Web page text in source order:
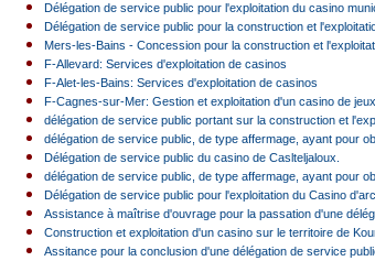
Délégation de service public pour l'exploitation du casino
Délégation de service public pour la construction et
Mers-les-Bains - Concession pour la construction et
F-Allevard: Services d'exploitation de casinos
F-Alet-les-Bains: Services d'exploitation de casinos
F-Cagnes-sur-Mer: Gestion et exploitation d'un casino de
délégation de service public portant sur la construction et
délégation de service public, de type affermage, ayant pour
Délégation de service public du casino de Caslteljaloux.
délégation de service public, de type affermage, ayant pour
Délégation de service public pour l'exploitation du Casino
Assistance à maîtrise d'ouvrage pour la passation d'une
Construction et exploitation d'un casino sur le territoire de
Assitance pour la conclusion d'une délégation de service